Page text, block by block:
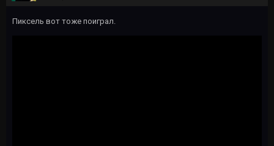
Пиксель вот тоже поиграл.